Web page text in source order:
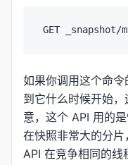
如果你调用这个命
到它什么时候开始
意，这个 API 用的
在快照非常大的分
API 在竞争相同的线